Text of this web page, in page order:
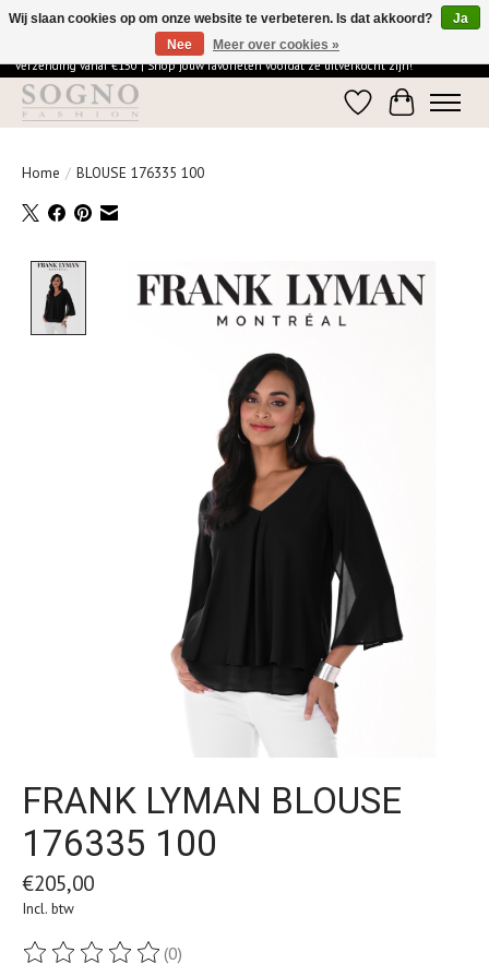
Ontdek de elegantie van SOGNO Fashion | Vandaag besteld = morgen in huis | Gratis
verzending vanaf €150 | Shop jouw favorieten voordat ze uitverkocht zijn!
Verlanglijst
Home / BLOUSE 176335 100
Product image slideshow Items
FRANK LYMAN BLOUSE
176335 100
€205,00
Incl. btw
De beoordeling van dit product is
(0)
Wij slaan cookies op om onze website te verbeteren. Is dat akkoord?
Ja
Nee
Meer over cookies »